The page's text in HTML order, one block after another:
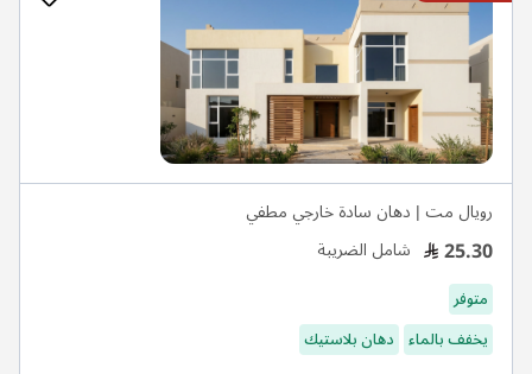
رويال مت | دهان سادة خارجي مطفي
25.30 شامل الضريبة
متوفر
يخفف بالماء دهان بلاستيك